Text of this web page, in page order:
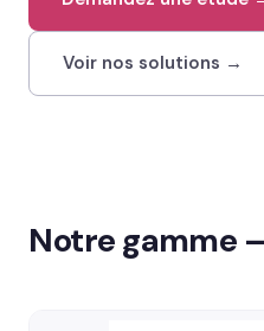
Devis
Voir nos solutions →
Notre gamme